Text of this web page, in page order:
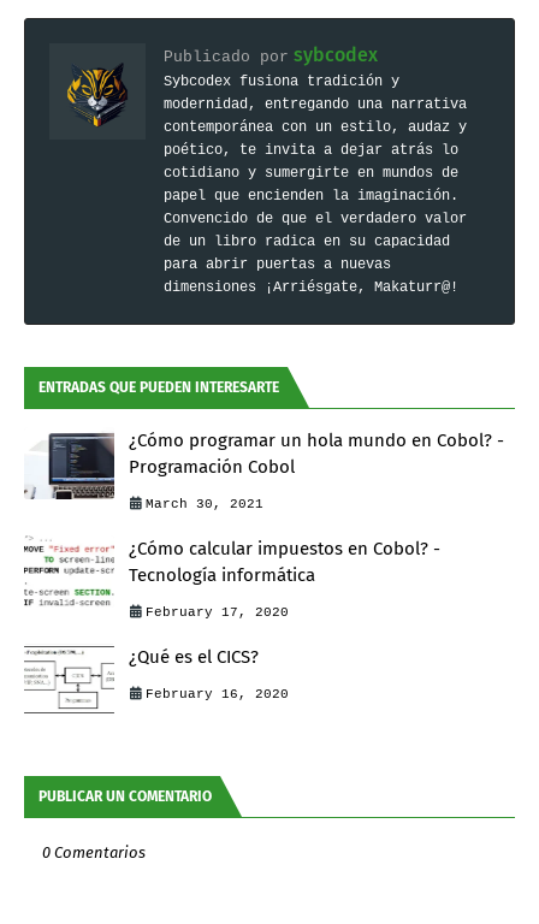
Publicado por sybcodex
Sybcodex fusiona tradición y
modernidad, entregando una narrativa
contemporánea con un estilo, audaz y
poético, te invita a dejar atrás lo
cotidiano y sumergirte en mundos de
papel que encienden la imaginación.
Convencido de que el verdadero valor
de un libro radica en su capacidad
para abrir puertas a nuevas
dimensiones ¡Arriésgate, Makaturr@!
ENTRADAS QUE PUEDEN INTERESARTE
¿Cómo programar un hola mundo en Cobol? -
Programación Cobol
March 30, 2021
¿Cómo calcular impuestos en Cobol? -
Tecnología informática
February 17, 2020
¿Qué es el CICS?
February 16, 2020
PUBLICAR UN COMENTARIO
0 Comentarios